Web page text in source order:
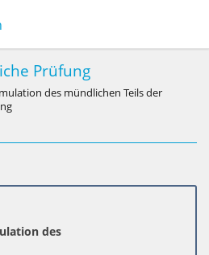
Prüfung
Prüfung
des mündlichen Teils der
des